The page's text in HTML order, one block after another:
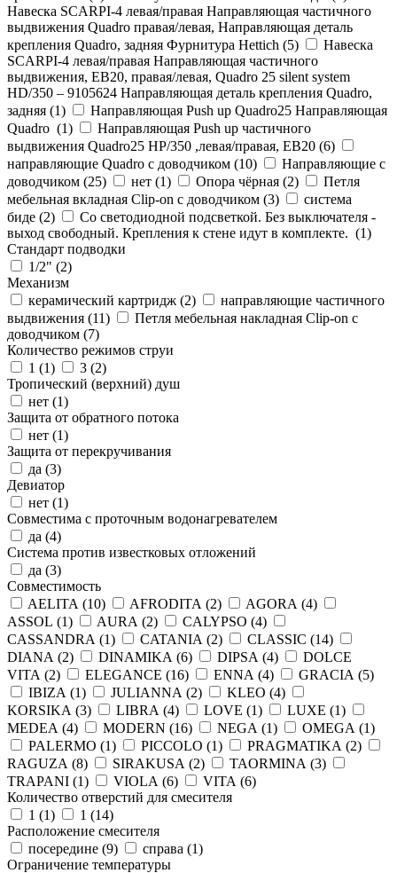
Навеска SCARPI-4 левая/правая Направляющая частичного
выдвижения Quadro правая/левая, Направляющая деталь
крепления Quadro, задняя Фурнитура Hettich (5)
Навеска
SCARPI-4 левая/правая Направляющая частичного
выдвижения, ЕВ20, правая/левая, Quadro 25 silent system
HD/350 – 9105624 Направляющая деталь крепления Quadro,
задняя (1)
Направляющая Push up Quadro25 Направляющая
Quadro (1)
Направляющая Push up частичного
выдвижения Quadro25 НР/350 ,левая/правая, ЕВ20 (6)
направляющие Quadro с доводчиком (10)
Направляющие с
доводчиком (25) нет (1) Опора чёрная (2)
Петля
мебельная вкладная Clip-on с доводчиком (3)
система
биде (2)
Со светодиодной подсветкой. Без выключателя -
выход свободный. Крепления к стене идут в комплекте. (1)
Стандарт подводки
1/2" (2)
Механизм
керамический картридж (2)
направляющие частичного
выдвижения (11)
Петля мебельная накладная Clip-on с
доводчиком (7)
Количество режимов струи
1 (1) 3 (2)
Тропический (верхний) душ
нет (1)
Защита от обратного потока
нет (1)
Защита от перекручивания
да (3)
Девиатор
нет (1)
Совместима с проточным водонагревателем
да (4)
Система против известковых отложений
да (3)
Совместимость
AELITA (10) AFRODITA (2) AGORA (4)
ASSOL (1) AURA (2) CALYPSO (4)
CASSANDRA (1) CATANIA (2) CLASSIC (14)
DIANA (2) DINAMIKA (6) DIPSA (4)
DOLCE
VITA (2) ELEGANCE (16) ENNA (4) GRACIA (5)
IBIZA (1) JULIANNA (2) KLEO (4)
KORSIKA (3) LIBRA (4) LOVE (1) LUXE (1)
MEDEA (4) MODERN (16) NEGA (1) OMEGA (1)
PALERMO (1) PICCOLO (1) PRAGMATIKA (2)
RAGUZA (8) SIRAKUSA (2) TAORMINA (3)
TRAPANI (1) VIOLA (6) VITA (6)
Количество отверстий для смесителя
1 (1) 1 (14)
Расположение смесителя
посередине (9) справа (1)
Ограничение температуры